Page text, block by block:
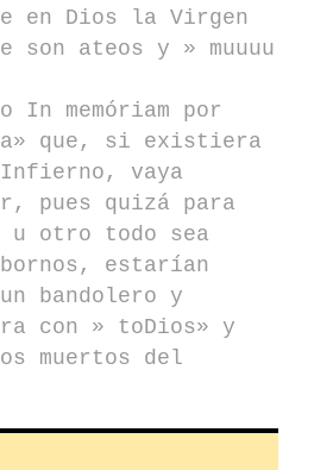
en Dios la Virgen
son ateos y » muuuu
In memóriam por
que, si existiera
vaya
pues quizá para
otro todo sea
estarían
bandolero y
con » toDios» y
muertos del